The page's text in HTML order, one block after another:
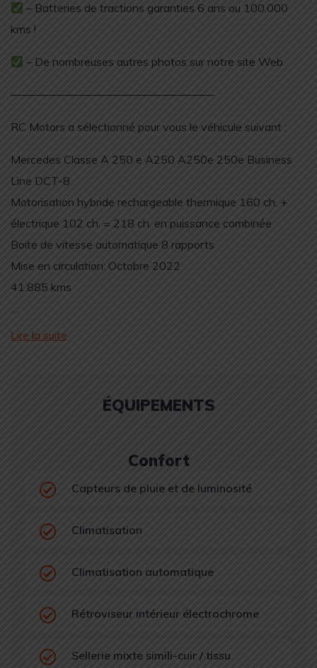
– Batteries de tractions garanties 6 ans ou 100.000
kms !
– De nombreuses autres photos sur notre site Web
——————————————————
RC Motors a sélectionné pour vous le véhicule suivant :
Mercedes Classe A 250 e A250 A250e 250e Business
Line DCT-8
Motorisation hybride rechargeable thermique 160 ch. +
électrique 102 ch. = 218 ch. en puissance combinée
Boite de vitesse automatique 8 rapports
Mise en circulation: Octobre 2022
41.885 kms
…
Lire la suite
ÉQUIPEMENTS
Confort
Capteurs de pluie et de luminosité
Climatisation
Climatisation automatique
Rétroviseur intérieur électrochrome
Sellerie mixte simili-cuir / tissu